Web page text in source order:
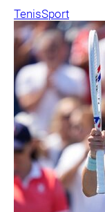
TenisSport